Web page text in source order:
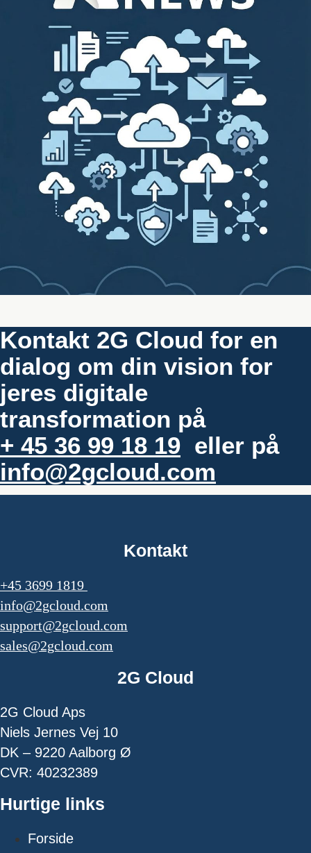
Kontakt 2G Cloud for en
dialog om din vision for
jeres digitale
transformation på
+ 45 36 99 18 19 eller på
info@2gcloud.com
Kontakt
+45 3699 1819
info@2gcloud.com
support@2gcloud.com
sales@2gcloud.com
2G Cloud
2G Cloud Aps
Niels Jernes Vej 10
DK – 9220 Aalborg Ø
CVR: 40232389
Hurtige links
Forside